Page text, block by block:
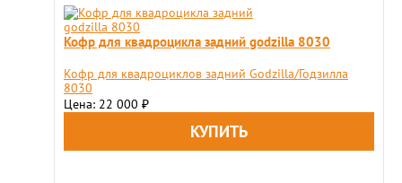
Кофр для квадроцикла задний godzilla 8030
Кофр для квадроциклов задний Godzilla/Годзилла
8030
Цена: 22 000 ₽